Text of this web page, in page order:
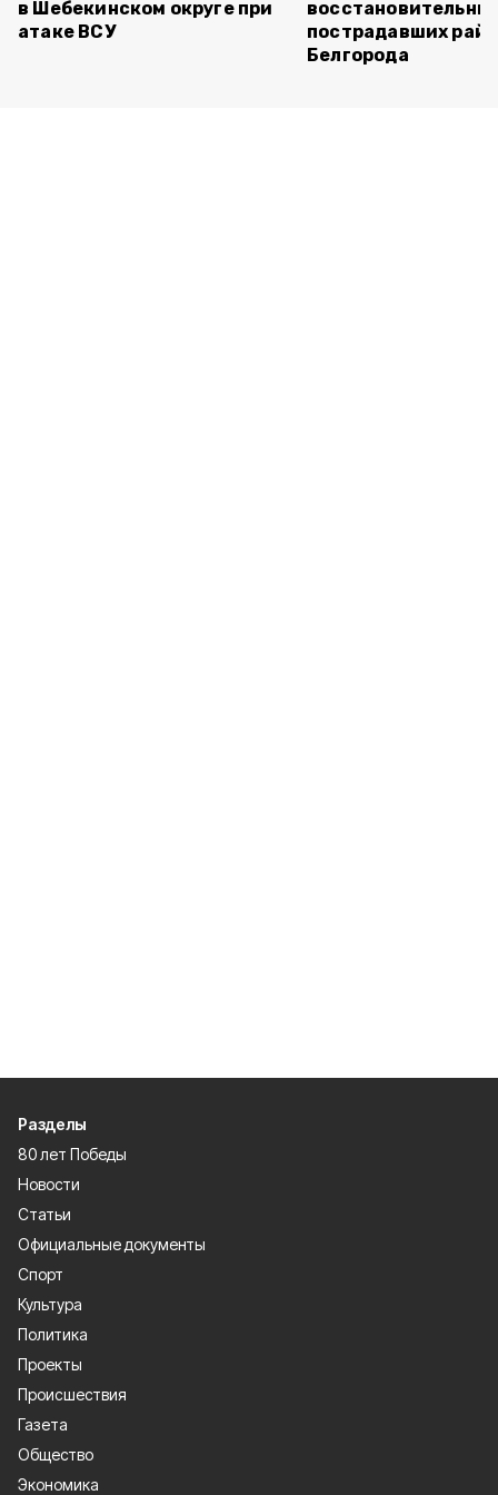
в Шебекинском округе при
атаке ВСУ
пострадавших
Белгорода
Разделы
80 лет Победы
Новости
Статьи
Официальные документы
Спорт
Культура
Политика
Проекты
Происшествия
Газета
Общество
Экономика